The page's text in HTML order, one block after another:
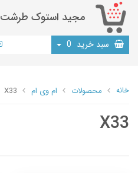
مجید استوک طرشت
سبد خرید 0
خانه محصولات ام وی ام X33
X33